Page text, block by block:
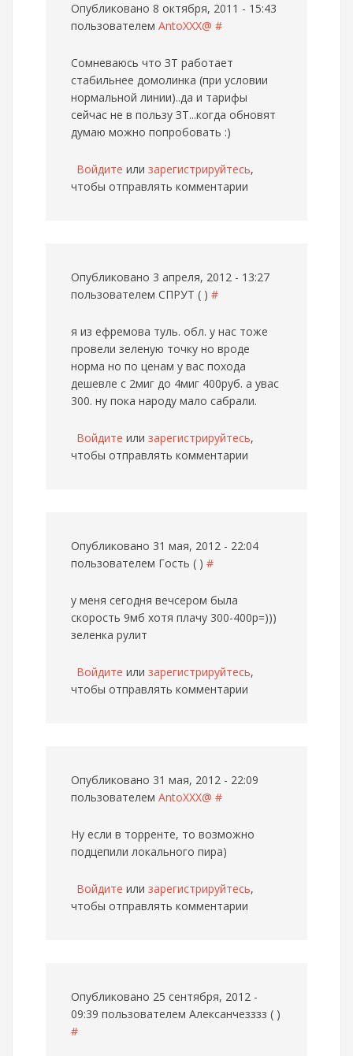
Опубликовано 8 октября, 2011 - 15:43
пользователем AntoXXX@ #
Сомневаюсь что ЗТ работает
стабильнее домолинка (при условии
нормальной линии)..да и тарифы
сейчас не в пользу ЗТ...когда обновят
думаю можно попробовать :)
Войдите или зарегистрируйтесь,
чтобы отправлять комментарии
Опубликовано 3 апреля, 2012 - 13:27
пользователем СПРУТ ( ) #
я из ефремова туль. обл. у нас тоже
провели зеленую точку но вроде
норма но по ценам у вас похода
дешевле с 2миг до 4миг 400руб. а увас
300. ну пока народу мало сабрали.
Войдите или зарегистрируйтесь,
чтобы отправлять комментарии
Опубликовано 31 мая, 2012 - 22:04
пользователем Гость ( ) #
у меня сегодня вечсером была
скорость 9мб хотя плачу 300-400р=)))
зеленка рулит
Войдите или зарегистрируйтесь,
чтобы отправлять комментарии
Опубликовано 31 мая, 2012 - 22:09
пользователем AntoXXX@ #
Ну если в торренте, то возможно
подцепили локального пира)
Войдите или зарегистрируйтесь,
чтобы отправлять комментарии
Опубликовано 25 сентября, 2012 -
09:39 пользователем Алексанчезззз ( )
#